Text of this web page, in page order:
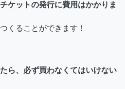
ケットの発行に費用はかかりま
くることができます！
ら、必ず買わなくてはいけない